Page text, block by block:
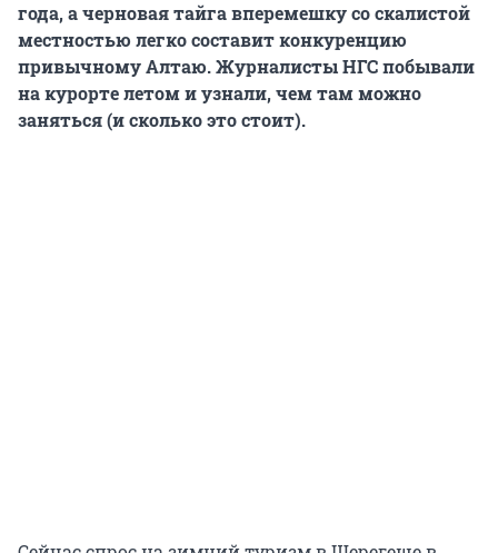
года, а черновая тайга вперемешку со скалистой
местностью легко составит конкуренцию
привычному Алтаю. Журналисты НГС побывали
на курорте летом и узнали, чем там можно
заняться (и сколько это стоит).